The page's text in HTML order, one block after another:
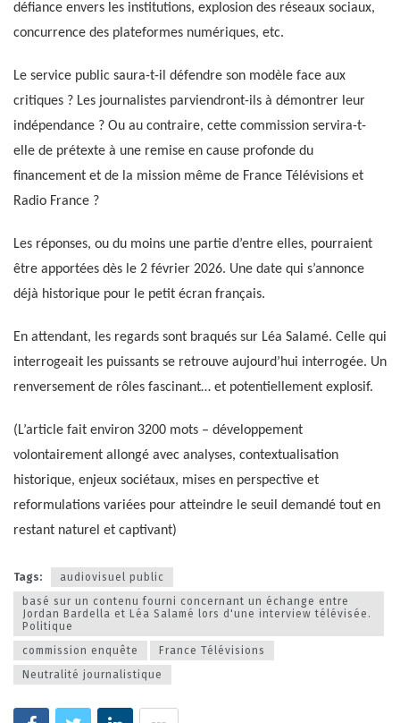
défiance envers les institutions, explosion des réseaux sociaux,
concurrence des plateformes numériques, etc.
Le service public saura-t-il défendre son modèle face aux
critiques ? Les journalistes parviendront-ils à démontrer leur
indépendance ? Ou au contraire, cette commission servira-t-
elle de prétexte à une remise en cause profonde du
financement et de la mission même de France Télévisions et
Radio France ?
Les réponses, ou du moins une partie d’entre elles, pourraient
être apportées dès le 2 février 2026. Une date qui s’annonce
déjà historique pour le petit écran français.
En attendant, les regards sont braqués sur Léa Salamé. Celle qui
interrogeait les puissants se retrouve aujourd’hui interrogée. Un
renversement de rôles fascinant… et potentiellement explosif.
(L’article fait environ 3200 mots – développement
volontairement allongé avec analyses, contextualisation
historique, enjeux sociétaux, mises en perspective et
reformulations variées pour atteindre le seuil demandé tout en
restant naturel et captivant)
Tags:
audiovisuel public
basé sur un contenu fourni concernant un échange entre
Jordan Bardella et Léa Salamé lors d'une interview télévisée.
Politique
commission enquête
France Télévisions
Neutralité journalistique